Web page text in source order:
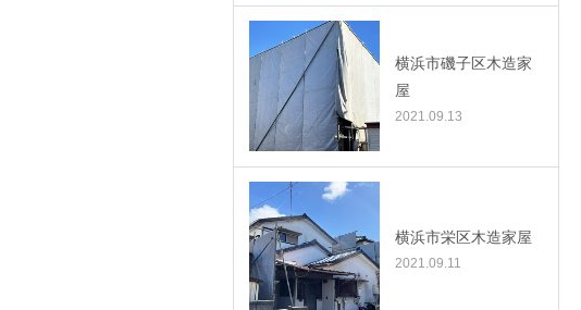
横浜市磯子区木造家
屋
2021.09.13
横浜市栄区木造家屋
2021.09.11